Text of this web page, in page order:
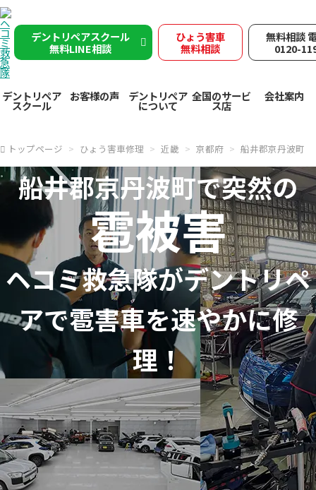
デントリペアスクール
無料LINE相談
ひょう害車
無料相談
無料相談
0120-
デントリペア
スクール
お客様の声 デントリペア
について
全国のサービ
ス店
会社案内
トップページ ひょう害車修理 近畿 京都府 船井郡京丹波町
船井郡京丹波町で突然の
雹被害
ヘコミ救急隊がデントリペ
アで雹害車を速やかに修
理！